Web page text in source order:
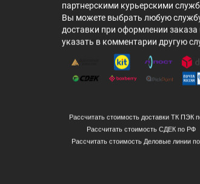
партнерскими курьерскими
Вы можете выбрать любую
доставки при оформлении заказа
указать в комментарии другую
Рассчитать стоимость доставки ТК ПЭК
Рассчитать стоимость СДЕК по РФ
Рассчитать стоимость Деловые линии